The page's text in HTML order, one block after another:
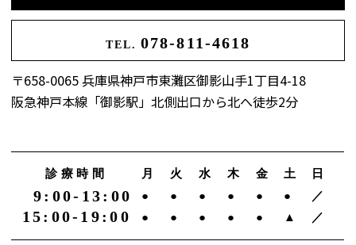
TEL. 078-811-4618
〒658-0065 兵庫県神戸市東灘区御影山手1丁目4-18
阪急神戸本線「御影駅」北側出口から北へ徒歩2分
診療時間 月 火 水 木 金 土 日
9:00-13:00 ● ● ● ● ● ● ／
15:00-19:00 ● ● ● ● ● ▲ ／